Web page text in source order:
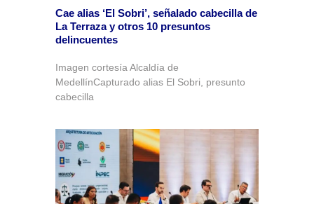
Cae alias ‘El Sobri’, señalado cabecilla de
La Terraza y otros 10 presuntos
delincuentes
Imagen cortesía Alcaldía de
MedellínCapturado alias El Sobri, presunto
cabecilla